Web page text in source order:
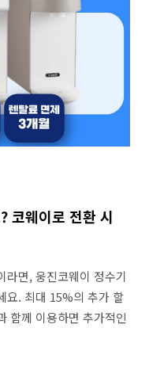
코웨이로 전환 시
라면, 웅진코웨이 정수기
요. 최대 15%의 추가 할
함께 이용하면 추가적인